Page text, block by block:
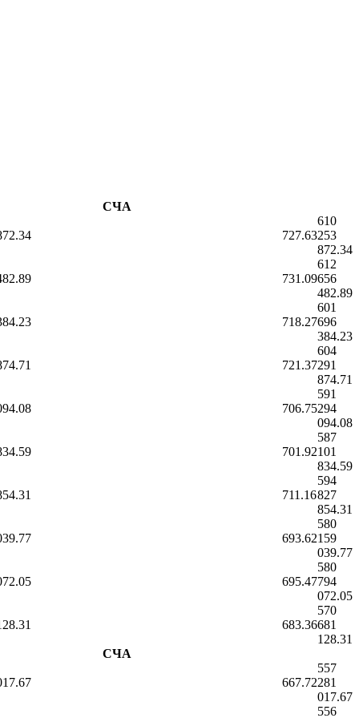
СЧА
727.63
610
253
872.34
731.09
612
656
482.89
718.27
601
696
384.23
721.37
604
291
874.71
706.75
591
294
094.08
701.92
587
101
834.59
711.16
594
827
854.31
693.62
580
159
039.77
695.47
580
794
072.05
683.36
570
681
128.31
СЧА
667.72
557
281
017.67
556